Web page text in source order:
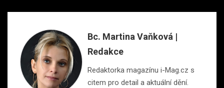
Bc. Martina Vaňková |
Redakce
Redaktorka magazínu i-Mag.cz s
citem pro detail a aktuální dění.